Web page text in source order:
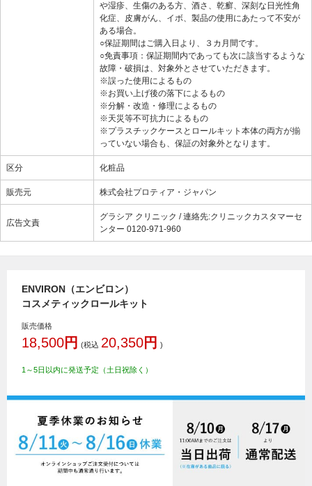
や湿疹、生傷のある方、酒さ、乾癬、深刻な日光性角
化症、皮膚がん、イボ、製品の使用にあたって不安が
ある場合。
○保証期間はご購入日より、３カ月間です。
○免責事項：保証期間内であっても次に該当するような
故障・破損は、対象外とさせていただきます。
※誤った使用によるもの
※お買い上げ後の落下によるもの
※分解・改造・修理によるもの
※天災等不可抗力によるもの
※プラスチックケースとロールキット本体の両方が揃
っていない場合も、保証の対象外となります。
区分 化粧品
販売元 株式会社プロティア・ジャパン
広告文責
グラシア クリニック / 連絡先:クリニックカスタマーセ
ンター 0120-971-960
ENVIRON（エンビロン）
コスメティックロールキット
販売価格
18,500円 (税込 20,350円 )
1～5日以内に発送予定（土日祝除く）